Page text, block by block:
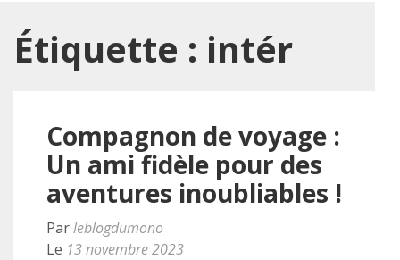
Étiquette : intér
Compagnon de voyage :
Un ami fidèle pour des
aventures inoubliables !
Parleblogdumono
Le 13 novembre 2023